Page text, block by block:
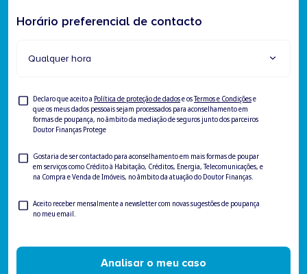
Horário preferencial de contacto
Qualquer hora
Privacy
Declaro que aceito a Política de proteção de dadose osTermos e Condiçõese
que os meus dados pessoais sejam processados para aconselhamento em
formas de poupança, no âmbito da mediação de seguros junto dos parceiros
Doutor Finanças Protege
Consentimento
para
contactado
Gostaria de ser contactado para aconselhamento em mais formas de poupar
em serviços como Crédito à Habitação, Créditos, Energia, Telecomunicações, e
na Compra e Venda de Imóveis, no âmbito da atuação do Doutor Finanças.
Newsletter
Aceito receber mensalmente a newsletter com novas sugestões de poupança
no meu email.
Analisar o meu caso